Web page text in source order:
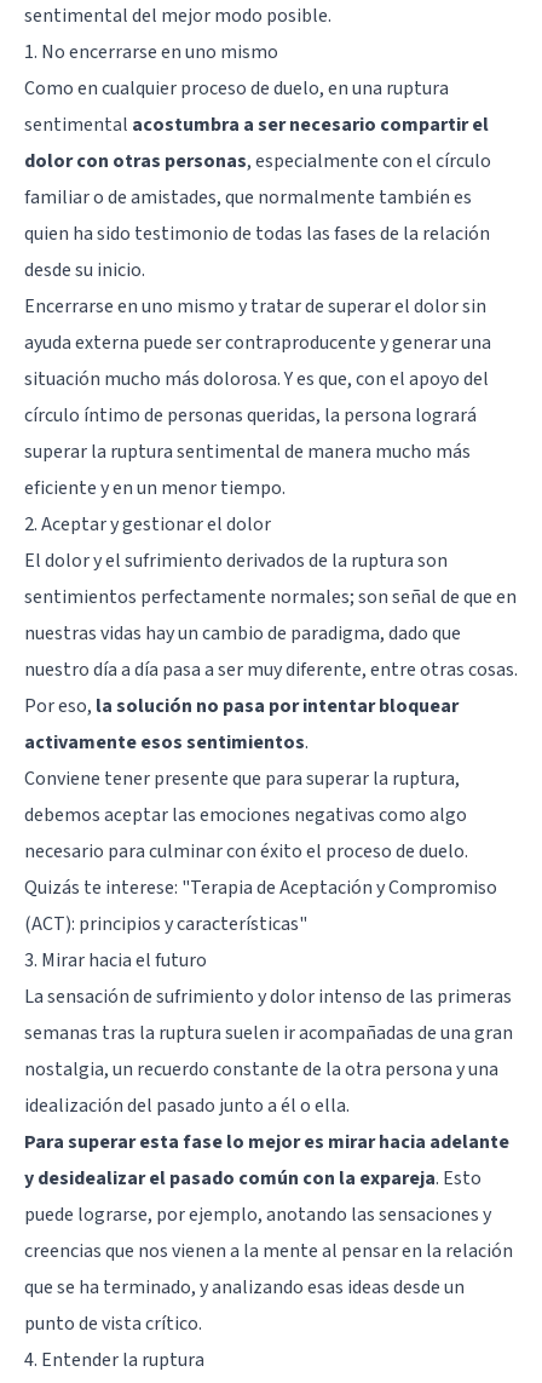
sentimental del mejor modo posible.
1. No encerrarse en uno mismo
Como en cualquier proceso de duelo, en una ruptura
sentimental acostumbra a ser necesario compartir el
dolor con otras personas, especialmente con el círculo
familiar o de amistades, que normalmente también es
quien ha sido testimonio de todas las fases de la relación
desde su inicio.
Encerrarse en uno mismo y tratar de superar el dolor sin
ayuda externa puede ser contraproducente y generar una
situación mucho más dolorosa. Y es que, con el apoyo del
círculo íntimo de personas queridas, la persona logrará
superar la ruptura sentimental de manera mucho más
eficiente y en un menor tiempo.
2. Aceptar y gestionar el dolor
El dolor y el sufrimiento derivados de la ruptura son
sentimientos perfectamente normales; son señal de que en
nuestras vidas hay un cambio de paradigma, dado que
nuestro día a día pasa a ser muy diferente, entre otras cosas.
Por eso, la solución no pasa por intentar bloquear
activamente esos sentimientos.
Conviene tener presente que para superar la ruptura,
debemos aceptar las emociones negativas como algo
necesario para culminar con éxito el proceso de duelo.
Quizás te interese: "Terapia de Aceptación y Compromiso
(ACT): principios y características"
3. Mirar hacia el futuro
La sensación de sufrimiento y dolor intenso de las primeras
semanas tras la ruptura suelen ir acompañadas de una gran
nostalgia, un recuerdo constante de la otra persona y una
idealización del pasado junto a él o ella.
Para superar esta fase lo mejor es mirar hacia adelante
y desidealizar el pasado común con la expareja. Esto
puede lograrse, por ejemplo, anotando las sensaciones y
creencias que nos vienen a la mente al pensar en la relación
que se ha terminado, y analizando esas ideas desde un
punto de vista crítico.
4. Entender la ruptura